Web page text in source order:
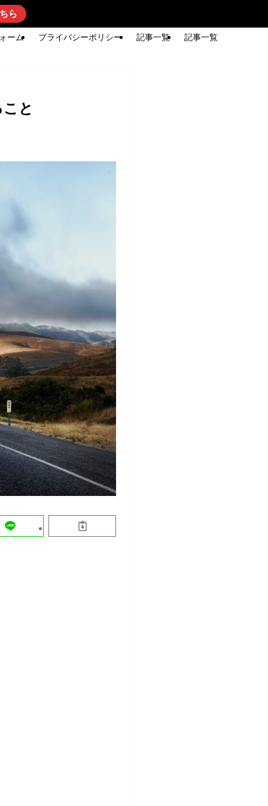
ら
ーム プライバシーポリシー 記事一覧 記事一覧
と